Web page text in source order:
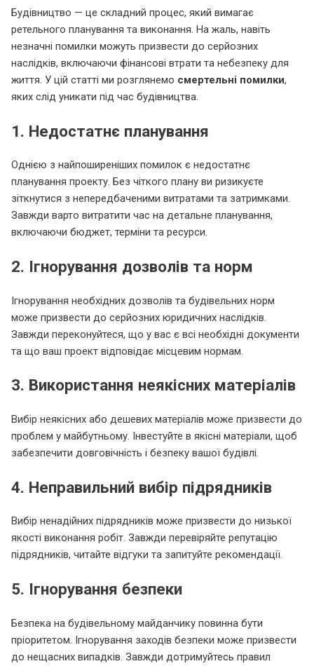
Будівництво — це складний процес, який вимагає
ретельного планування та виконання. На жаль, навіть
незначні помилки можуть призвести до серйозних
наслідків, включаючи фінансові втрати та небезпеку для
життя. У цій статті ми розглянемо смертельні помилки,
яких слід уникати під час будівництва.
1. Недостатнє планування
Однією з найпоширеніших помилок є недостатнє
планування проекту. Без чіткого плану ви ризикуєте
зіткнутися з непередбаченими витратами та затримками.
Завжди варто витратити час на детальне планування,
включаючи бюджет, терміни та ресурси.
2. Ігнорування дозволів та норм
Ігнорування необхідних дозволів та будівельних норм
може призвести до серйозних юридичних наслідків.
Завжди переконуйтеся, що у вас є всі необхідні документи
та що ваш проект відповідає місцевим нормам.
3. Використання неякісних матеріалів
Вибір неякісних або дешевих матеріалів може призвести до
проблем у майбутньому. Інвестуйте в якісні матеріали, щоб
забезпечити довговічність і безпеку вашої будівлі.
4. Неправильний вибір підрядників
Вибір ненадійних підрядників може призвести до низької
якості виконання робіт. Завжди перевіряйте репутацію
підрядників, читайте відгуки та запитуйте рекомендації.
5. Ігнорування безпеки
Безпека на будівельному майданчику повинна бути
пріоритетом. Ігнорування заходів безпеки може призвести
до нещасних випадків. Завжди дотримуйтесь правил